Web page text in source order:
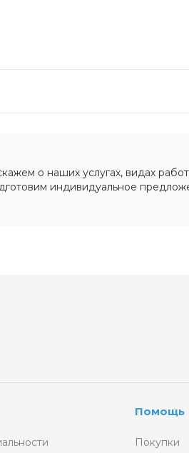
о наших услугах, видах
индивидуальное
Помощь
Покупки